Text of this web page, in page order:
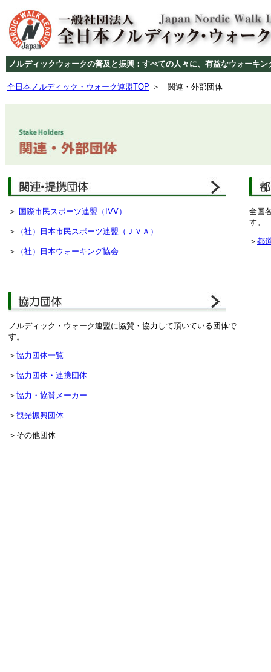
ノルディックウォークの普及と振興：すべての人々に、有益なウォーキン
全日本ノルディック・ウォーク連盟TOP ＞ 関連・外部団体
＞ 国際市民スポーツ連盟（IVV）
＞ （社）日本市民スポーツ連盟（ＪＶＡ）
＞ （社）日本ウォーキング協会
全国
す。
＞ 都
ノルディック・ウォーク連盟に協賛・協力して頂いている団体で
す。
＞ 協力団体一覧
＞ 協力団体・連携団体
＞ 協力・協賛メーカー
＞ 観光振興団体
＞その他団体